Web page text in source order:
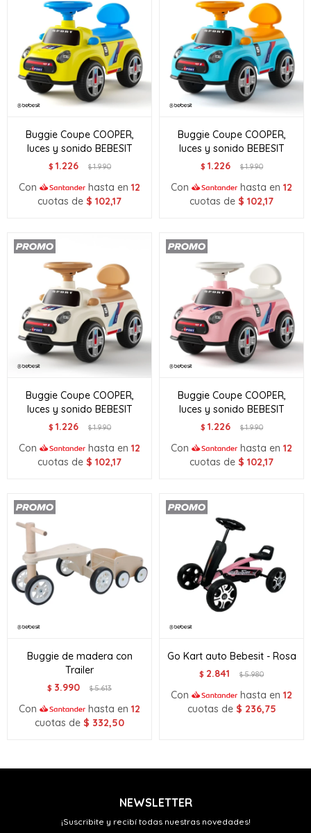
Buggie Coupe COOPER,
luces y sonido BEBESIT
$ 1.226 $1.990
Con hasta en 12
cuotas de $ 102,17
Buggie Coupe COOPER,
luces y sonido BEBESIT
$ 1.226 $1.990
Con hasta en 12
cuotas de $ 102,17
Buggie Coupe COOPER,
luces y sonido BEBESIT
$ 1.226 $1.990
Con hasta en 12
cuotas de $ 102,17
Buggie Coupe COOPER,
luces y sonido BEBESIT
$ 1.226 $1.990
Con hasta en 12
cuotas de $ 102,17
Buggie de madera con
Trailer
$ 3.990 $5.613
Con hasta en 12
cuotas de $ 332,50
Go Kart auto Bebesit - Rosa
$ 2.841 $5.980
Con hasta en 12
cuotas de $ 236,75
NEWSLETTER
¡Suscribite y recibí todas nuestras novedades!